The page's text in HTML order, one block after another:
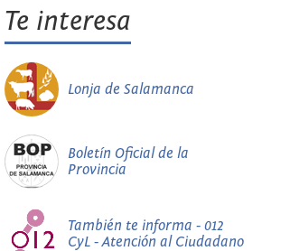
Te interesa
Lonja de Salamanca
Boletín Oficial de la
Provincia
También te informa - 012
CyL - Atención al Ciudadano